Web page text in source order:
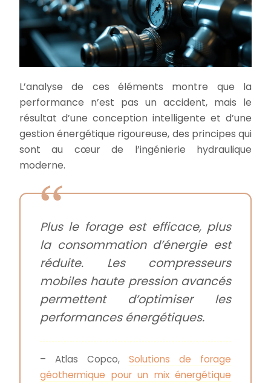
L’analyse de ces éléments montre que la
performance n’est pas un accident, mais le
résultat d’une conception intelligente et d’une
gestion énergétique rigoureuse, des principes qui
sont au cœur de l’ingénierie hydraulique
moderne.
Plus le forage est efficace, plus
la consommation d’énergie est
réduite. Les compresseurs
mobiles haute pression avancés
permettent d’optimiser les
performances énergétiques.
– Atlas Copco, Solutions de forage
géothermique pour un mix énergétique